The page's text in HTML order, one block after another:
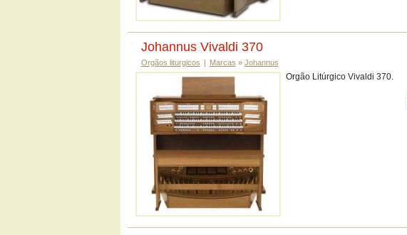
Johannus Vivaldi 370
Orgãos liturgicos | Marcas » Johannus
Orgão Litúrgico Vivaldi 370.